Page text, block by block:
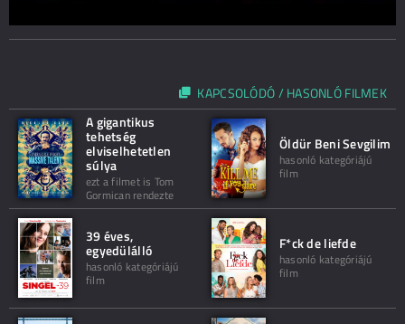
KAPCSOLÓDÓ / HASONLÓ FILMEK
A gigantikus
tehetség
elviselhetetlen
súlya
ezt a filmet is Tom
Gormican rendezte
Öldür Beni Sevgilim
hasonló kategóriájú
film
39 éves,
egyedülálló
hasonló kategóriájú
film
F*ck de liefde
hasonló kategóriájú
film